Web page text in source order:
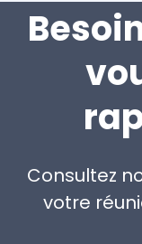
Consultez
votre